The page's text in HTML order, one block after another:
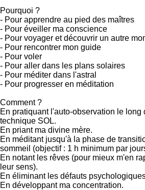
Pourquoi ?
- Pour apprendre au pied des maîtres
- Pour éveiller ma conscience
- Pour voyager et découvrir un autre
- Pour rencontrer mon guide
- Pour voler
- Pour aller dans les plans solaires
- Pour méditer dans l'astral
- Pour progresser en méditation
Comment ?
En pratiquant l'auto-observation le long
technique SOL.
En priant ma divine mère.
En méditant jusqu'à la phase de
sommeil (objectif : 1 h minimum par
En notant les rêves (pour mieux m'en
leur sens).
En éliminant les défauts
En développant ma concentration.